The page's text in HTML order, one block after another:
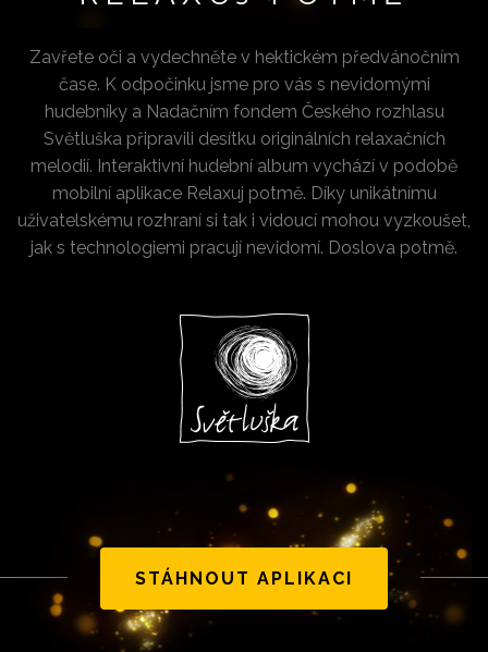
Zavřete oči a vydechněte v hektickém předvánočním
čase. K odpočinku jsme pro vás s nevidomými
hudebníky a Nadačním fondem Českého rozhlasu
Světluška připravili desítku originálních relaxačních
melodií. Interaktivní hudební album vychází v podobě
mobilní aplikace Relaxuj potmě. Díky unikátnímu
uživatelskému rozhraní si tak i vidoucí mohou vyzkoušet,
jak s technologiemi pracují nevidomí. Doslova potmě.
STÁHNOUT APLIKACI